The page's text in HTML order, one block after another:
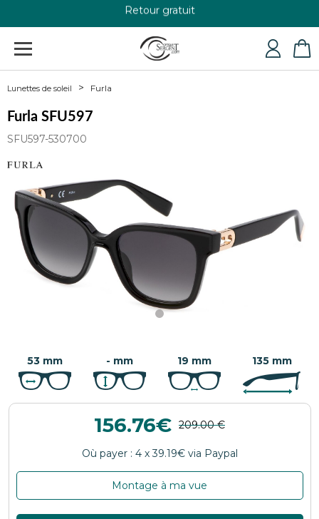
+33 4 79 24 76 84
Lunettes de soleil Furla
Furla SFU597
SFU597-530700
53 mm - mm 19 mm 135 mm
156.76
Montage à ma vue